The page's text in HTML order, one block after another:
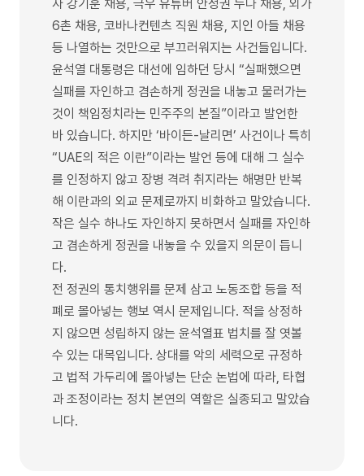
자 강기훈 채용, 극우 유튜버 안정권 누나 채용, 외가
6촌 채용, 코바나컨텐츠 직원 채용, 지인 아들 채용
등 나열하는 것만으로 부끄러워지는 사건들입니다.
윤석열 대통령은 대선에 임하던 당시 “실패했으면
실패를 자인하고 겸손하게 정권을 내놓고 물러가는
것이 책임정치라는 민주주의 본질”이라고 발언한
바 있습니다. 하지만 ‘바이든-날리면’ 사건이나 특히
“UAE의 적은 이란”이라는 발언 등에 대해 그 실수
를 인정하지 않고 장병 격려 취지라는 해명만 반복
해 이란과의 외교 문제로까지 비화하고 말았습니다.
작은 실수 하나도 자인하지 못하면서 실패를 자인하
고 겸손하게 정권을 내놓을 수 있을지 의문이 듭니
다.
전 정권의 통치행위를 문제 삼고 노동조합 등을 적
폐로 몰아넣는 행보 역시 문제입니다. 적을 상정하
지 않으면 성립하지 않는 윤석열표 법치를 잘 엿볼
수 있는 대목입니다. 상대를 악의 세력으로 규정하
고 법적 가두리에 몰아넣는 단순 논법에 따라, 타협
과 조정이라는 정치 본연의 역할은 실종되고 말았습
니다.